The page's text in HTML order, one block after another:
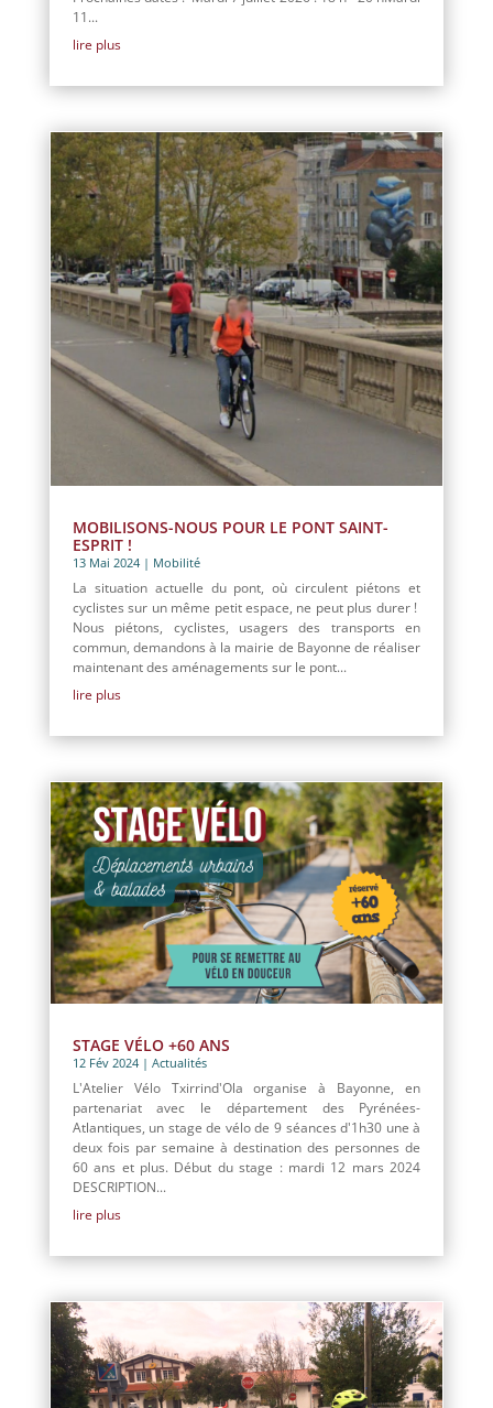
11...
lire plus
MOBILISONS-NOUS POUR LE PONT SAINT-
ESPRIT !
13 Mai 2024| Mobilité
La situation actuelle du pont, où circulent piétons et
cyclistes sur un même petit espace, ne peut plus durer !
Nous piétons, cyclistes, usagers des transports en
commun, demandons à la mairie de Bayonne de réaliser
maintenant des aménagements sur le pont...
lire plus
STAGE VÉLO +60 ANS
12 Fév 2024| Actualités
L'Atelier Vélo Txirrind'Ola organise à Bayonne, en
partenariat avec le département des Pyrénées-
Atlantiques, un stage de vélo de 9 séances d'1h30 une à
deux fois par semaine à destination des personnes de
60 ans et plus. Début du stage : mardi 12 mars 2024
DESCRIPTION...
lire plus